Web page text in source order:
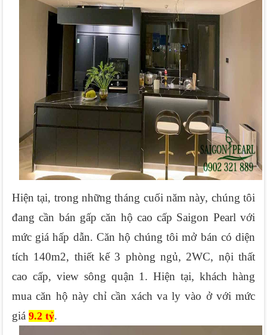
Hiện tại, trong những tháng cuối năm này, chúng tôi
đang cần bán gấp căn hộ cao cấp Saigon Pearl với
mức giá hấp dẫn. Căn hộ chúng tôi mở bán có diện
tích 140m2, thiết kế 3 phòng ngủ, 2WC, nội thất
cao cấp, view sông quận 1. Hiện tại, khách hàng
mua căn hộ này chỉ cần xách va ly vào ở với mức
giá 9.2 tỷ.